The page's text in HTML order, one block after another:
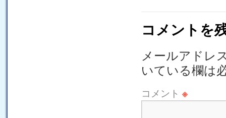
コメントを
メールアドレ
いている欄は
コメント ※